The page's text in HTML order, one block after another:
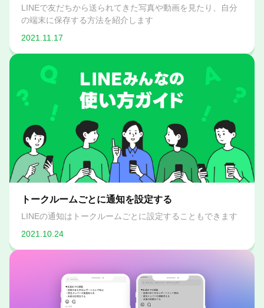
LINEで友だちから送られてきた写真や動画を見たり、自分
の端末に保存する方法を紹介します
2021.11.17
トークルームごとに通知を設定する
LINEの通知はトークルームごとに設定することもできます
2021.10.24